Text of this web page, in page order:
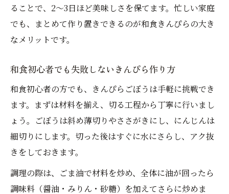
ることで、2～3日ほど美味しさを保てます。忙しい家庭
でも、まとめて作り置きできるのが和食きんぴらの大き
なメリットです。
和食初心者でも失敗しないきんぴら作り方
和食初心者の方でも、きんぴらごぼうは手軽に挑戦でき
ます。まずは材料を揃え、切る工程から丁寧に行いまし
ょう。ごぼうは斜め薄切りやささがきにし、にんじんは
細切りにします。切った後はすぐに水にさらし、アク抜
きをしておきます。
調理の際は、ごま油で材料を炒め、全体に油が回ったら
調味料（醤油・みりん・砂糖）を加えてさらに炒めま